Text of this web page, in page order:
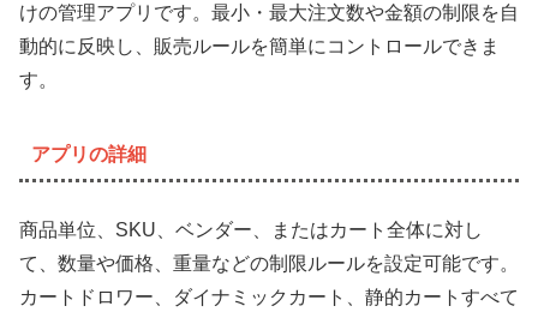
けの管理アプリです。最小・最大注文数や金額の制限を自
動的に反映し、販売ルールを簡単にコントロールできま
す。
アプリの詳細
商品単位、SKU、ベンダー、またはカート全体に対し
て、数量や価格、重量などの制限ルールを設定可能です。
カートドロワー、ダイナミックカート、静的カートすべて